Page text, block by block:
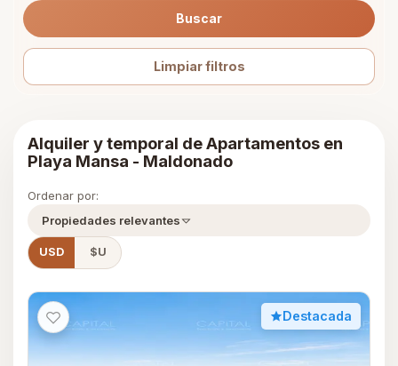
Buscar
Limpiar filtros
Alquiler y temporal de Apartamentos en
Playa Mansa - Maldonado
Ordenar por:
Propiedades relevantes
USD $U
Destacada